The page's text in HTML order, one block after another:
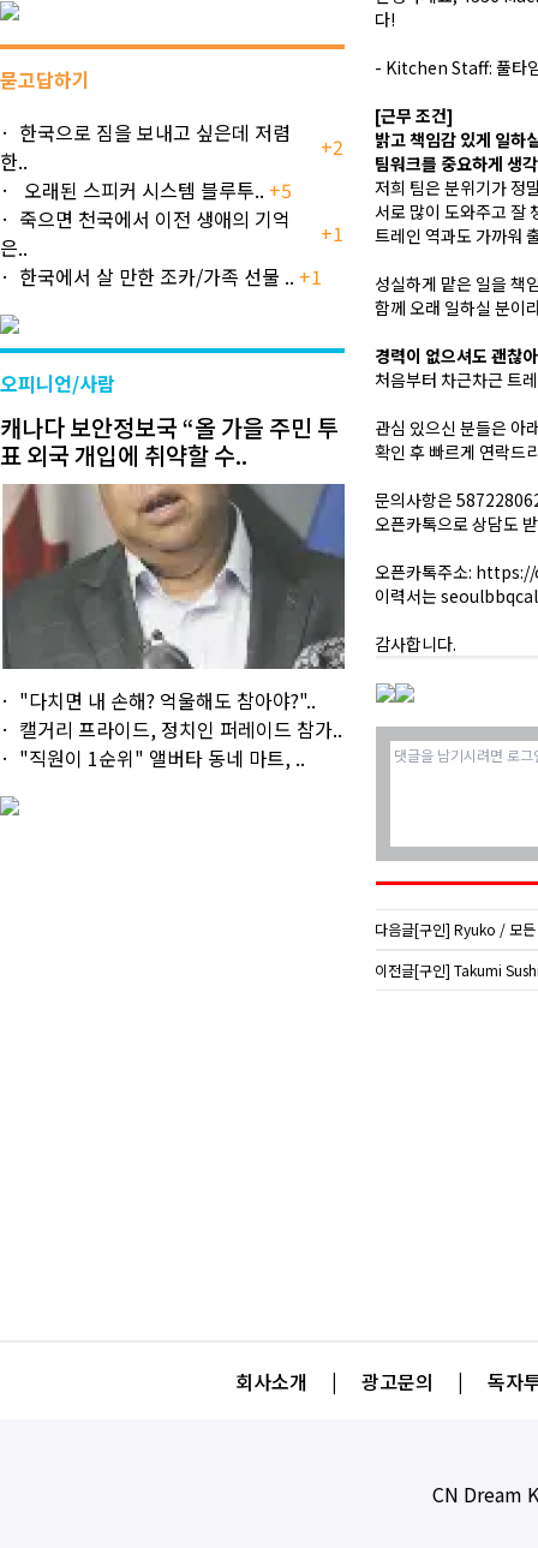
묻고답하기
한국으로 짐을 보내고 싶은데 저렴
한..
+2
오래된 스피커 시스템 블루투.. +5
죽으면 천국에서 이전 생애의 기억
은..
+1
한국에서 살 만한 조카/가족 선물 .. +1
오피니언/사람
캐나다 보안정보국 “올 가을 주민 투
표 외국 개입에 취약할 수..
"다치면 내 손해? 억울해도 참아야?"..
캘거리 프라이드, 정치인 퍼레이드 참가..
"직원이 1순위" 앨버타 동네 마트, ..
다!
- Kitchen Staff: 풀타
[근무 조건]
밝고 책임감 있게 일하
팀워크를 중요하게 생
저희 팀은 분위기가 정
서로 많이 도와주고 잘
트레인 역과도 가까워
성실하게 맡은 일을 책
함께 오래 일하실 분이
경력이 없으셔도 괜찮
처음부터 차근차근 트
관심 있으신 분들은 아
확인 후 빠르게 연락드
문의사항은
오픈카톡으로 상담도
오픈카톡주소: https://
이력서는
감사합니다.
다음글[구인] Ryuko / 모
이전글[구인] Takumi
회사소개 | 광고문의 | 독자
CN Dream